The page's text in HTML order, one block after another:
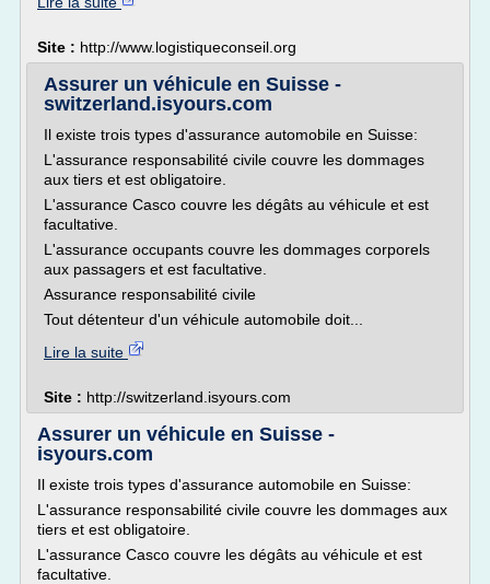
Site : http://www.logistiqueconseil.org
Assurer un véhicule en Suisse -
switzerland.isyours.com
Il existe trois types d'assurance automobile en Suisse:
L'assurance responsabilité civile couvre les dommages
aux tiers et est obligatoire.
L'assurance Casco couvre les dégâts au véhicule et est
facultative.
L'assurance occupants couvre les dommages corporels
aux passagers et est facultative.
Assurance responsabilité civile
Tout détenteur d'un véhicule automobile doit...
Lire la suite
Site : http://switzerland.isyours.com
Assurer un véhicule en Suisse -
isyours.com
Il existe trois types d'assurance automobile en Suisse:
L'assurance responsabilité civile couvre les dommages aux
tiers et est obligatoire.
L'assurance Casco couvre les dégâts au véhicule et est
facultative.